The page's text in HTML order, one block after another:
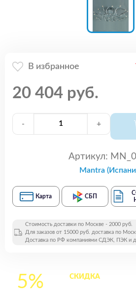
В избранное
20 404 руб.
- +
Артикул:
Mantra
Карта СБП
Стоимость доставки по Москве - 2000 руб.
Для заказов от 15000 руб. доставка по
Доставка по РФ компаниями СДЭК, ПЭК и
5% СКИДКАна все